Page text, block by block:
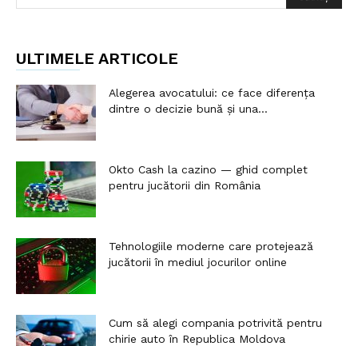
ULTIMELE ARTICOLE
Alegerea avocatului: ce face diferența
dintre o decizie bună și una...
Okto Cash la cazino — ghid complet
pentru jucătorii din România
Tehnologiile moderne care protejează
jucătorii în mediul jocurilor online
Cum să alegi compania potrivită pentru
chirie auto în Republica Moldova